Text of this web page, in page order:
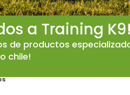
a Training K9!
de productos
chile!